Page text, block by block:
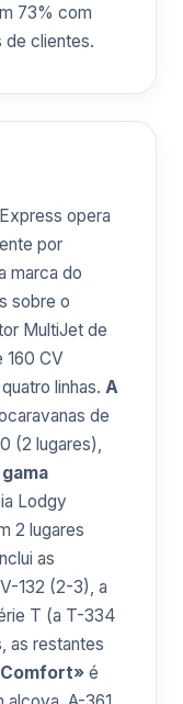
73% com
de clientes.
opera
por
marca do
sobre o
MultiJet de
160 CV
linhas. A
de
(2 lugares),
Lodgy
2 lugares
as
132 (2-3), a
T (a T-334
as restantes
é